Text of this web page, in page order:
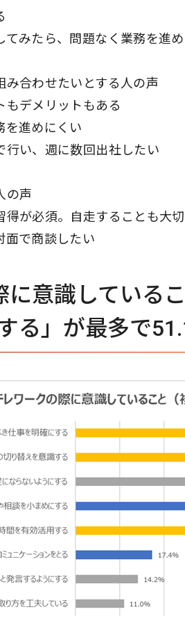
てみたら、問題なく業務を進
み合わせたいとする人の声
もデメリットもある
を進めにくい
行い、週に数回出社したい
の声
得が必須。自走することも大
面で商談したい
に意識している
る」が最多で